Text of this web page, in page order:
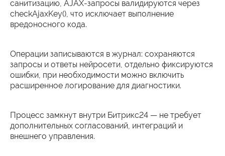
санитизацию, AJAX-запросы валидируются через
checkAjaxKey(), что исключает выполнение
вредоносного кода.
Операции записываются в журнал: сохраняются
запросы и ответы нейросети, отдельно фиксируются
ошибки, при необходимости можно включить
расширенное логирование для диагностики.
Процесс замкнут внутри Битрикс24 — не требует
дополнительных согласований, интеграций и
внешнего управления.